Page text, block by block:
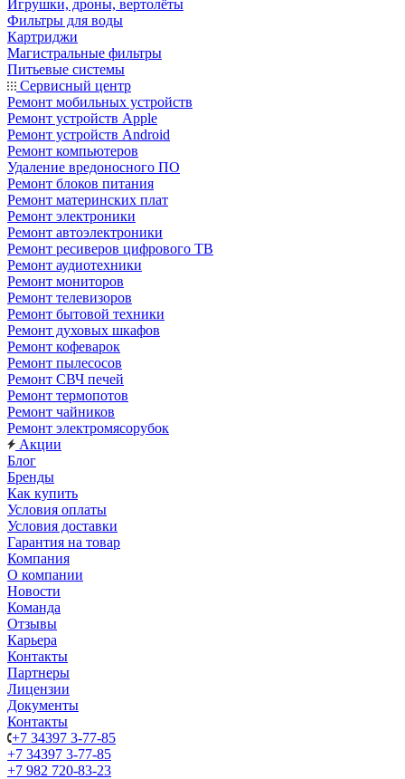
Игрушки, дроны, вертолёты
Фильтры для воды
Картриджи
Магистральные фильтры
Питьевые системы
Сервисный центр
Ремонт мобильных устройств
Ремонт устройств Apple
Ремонт устройств Android
Ремонт компьютеров
Удаление вредоносного ПО
Ремонт блоков питания
Ремонт материнских плат
Ремонт электроники
Ремонт автоэлектроники
Ремонт ресиверов цифрового ТВ
Ремонт аудиотехники
Ремонт мониторов
Ремонт телевизоров
Ремонт бытовой техники
Ремонт духовых шкафов
Ремонт кофеварок
Ремонт пылесосов
Ремонт СВЧ печей
Ремонт термопотов
Ремонт чайников
Ремонт электромясорубок
Акции
Блог
Бренды
Как купить
Условия оплаты
Условия доставки
Гарантия на товар
Компания
О компании
Новости
Команда
Отзывы
Карьера
Контакты
Партнеры
Лицензии
Документы
Контакты
+7 34397 3-77-85
+7 34397 3-77-85
+7 982 720-83-23